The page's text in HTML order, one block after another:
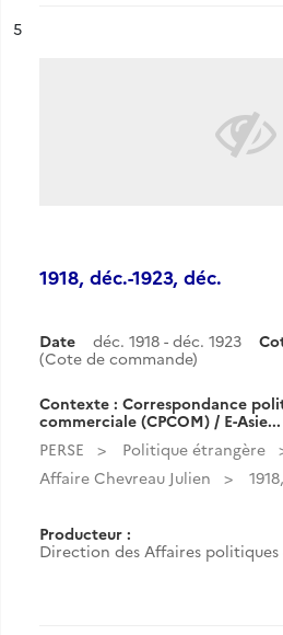
n°
5
1918, déc.-1923, déc.
Date déc. 1918 - déc. 1923
(Cote de commande)
Contexte : Correspondance
commerciale (CPCOM) / E-Asie...
PERSE
Politique étrangère
Affaire Chevreau Julien
Producteur :
Direction des Affaires